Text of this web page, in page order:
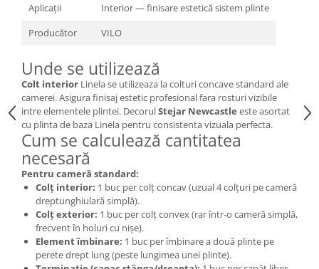
Aplicații
Interior — finisare estetică sistem plinte
Producător
VILO
Unde se utilizează
Colt interior Linela se utilizeaza la colturi concave standard ale
camerei. Asigura finisaj estetic profesional fara rosturi vizibile
intre elementele plintei. DecorulStejar Newcastle este asortat
cu plinta de baza Linela pentru consistenta vizuala perfecta.
Cum se calculează cantitatea
necesară
Pentru cameră standard:
Colț interior: 1 buc per colț concav (uzual 4 colțuri pe cameră
dreptunghiulară simplă).
Colț exterior: 1 buc per colț convex (rar într-o cameră simplă,
frecvent în holuri cu nișe).
Element îmbinare: 1 buc per îmbinare a două plinte pe
perete drept lung (peste lungimea unei plinte).